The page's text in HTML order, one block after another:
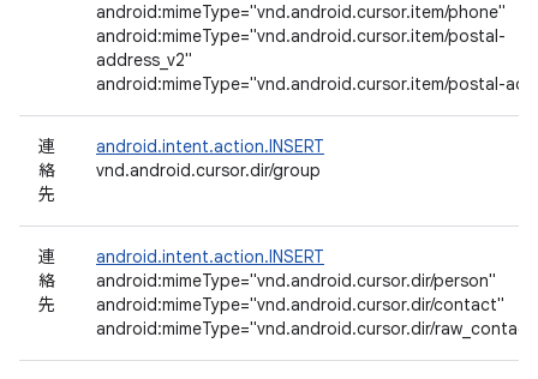
android:mimeType="vnd.android.cursor.item/phone"
android:mimeType="vnd.android.cursor.item/postal-
address_v2"
android:mimeType="vnd.android.cursor.item/postal-
連
絡
先
android.intent.action.INSERT
vnd.android.cursor.dir/group
連
絡
先
android.intent.action.INSERT
android:mimeType="vnd.android.cursor.dir/person"
android:mimeType="vnd.android.cursor.dir/contact"
android:mimeType="vnd.android.cursor.dir/